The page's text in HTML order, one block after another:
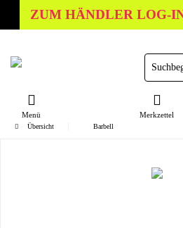
ZUM HÄNDLER LOG-
Menü Merkzettel
Übersicht Barbell